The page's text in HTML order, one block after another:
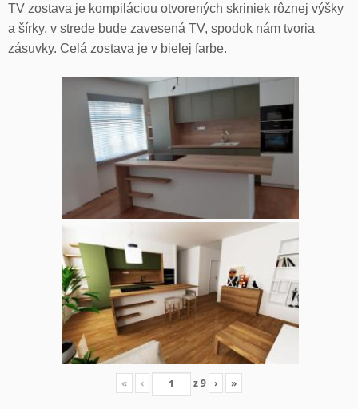
TV zostava je kompiláciou otvorených skriniek rôznej výšky
a šírky, v strede bude zavesená TV, spodok nám tvoria
zásuvky. Celá zostava je v bielej farbe.
« ‹ z9 › »